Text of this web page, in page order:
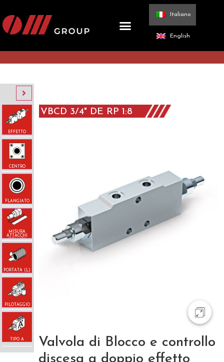
Italiano
English
EFFETTO
CENTRO
FLANGIATO
MISURA
ATTACCHI
(POLLICI)
PORTATA (L)
PILOTAGGIO
TIPO A
VBCD 3/4" DE RP 1:8
Valvola di Blocco e controllo
discesa a doppio effetto